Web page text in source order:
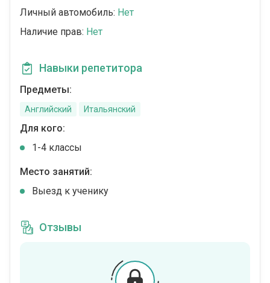
Личный автомобиль: Нет
Наличие прав: Нет
Навыки репетитора
Предметы:
Английский Итальянский
Для кого:
1-4 классы
Место занятий:
Выезд к ученику
Отзывы